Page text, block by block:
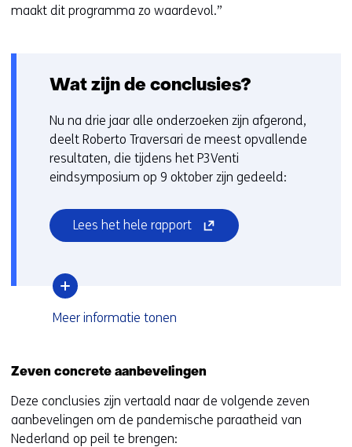
maakt dit programma zo waardevol.”
Wat zijn de conclusies?
Nu na drie jaar alle onderzoeken zijn afgerond,
deelt Roberto Traversari de meest opvallende
resultaten, die tijdens het P3Venti
eindsymposium op 9 oktober zijn gedeeld:
Lees het hele rapport(opent
in
website)
Meer informatie over
conclusies?
tonen
Zeven concrete aanbevelingen
Deze conclusies zijn vertaald naar de volgende zeven
aanbevelingen om de pandemische paraatheid van
Nederland op peil te brengen: